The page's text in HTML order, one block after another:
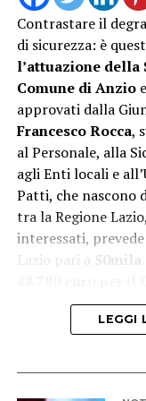
“L’attivazione
sindaco Matilde
concreta alle
di maggiore
residenti e turisti
la tutela della
litorale ancora più
“La realizzazione
cittadini e turisti –
Contrastare il
di sicurezza: è
l’attuazione della
Comune di Anzio
approvati dalla
Francesco Rocca,
al Personale, alla
agli Enti locali e
Patti, che nascono
tra la Regione
interessati,
Lazio pari a
LEGGI